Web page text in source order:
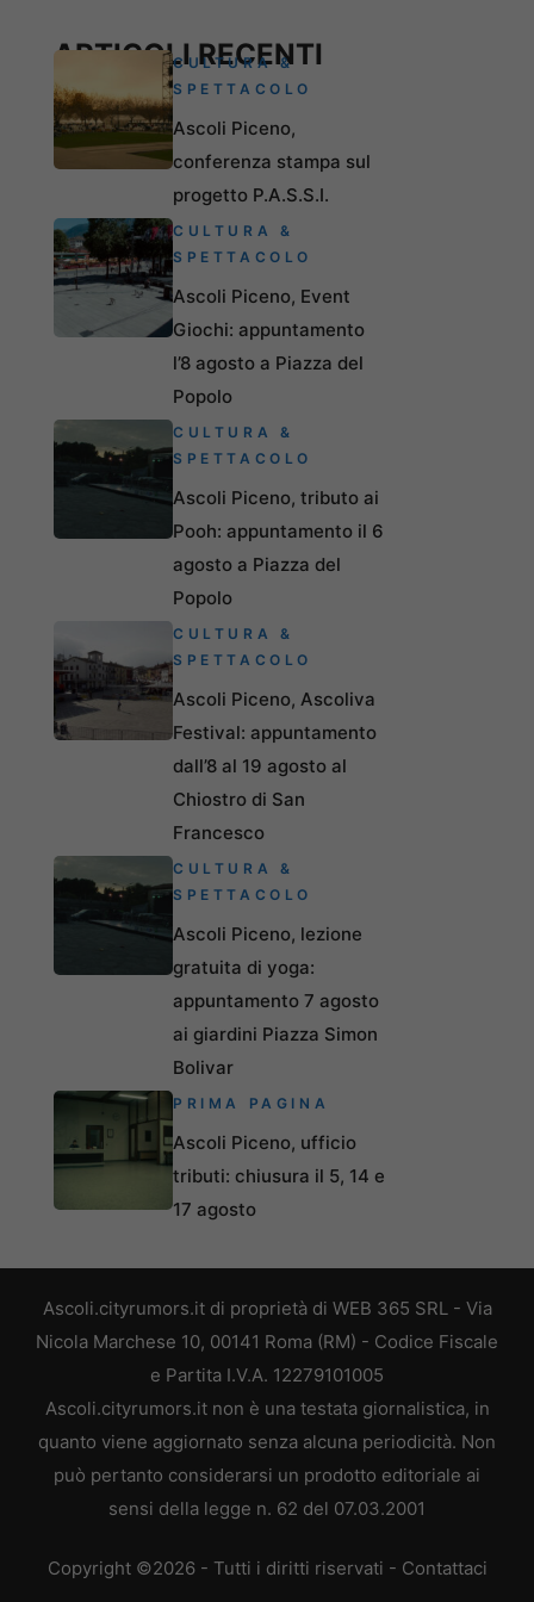
ARTICOLI RECENTI
CULTURA &
SPETTACOLO
Ascoli Piceno,
conferenza stampa sul
progetto P.A.S.S.I.
CULTURA &
SPETTACOLO
Ascoli Piceno, Event
Giochi: appuntamento
l’8 agosto a Piazza del
Popolo
CULTURA &
SPETTACOLO
Ascoli Piceno, tributo ai
Pooh: appuntamento il 6
agosto a Piazza del
Popolo
CULTURA &
SPETTACOLO
Ascoli Piceno, Ascoliva
Festival: appuntamento
dall’8 al 19 agosto al
Chiostro di San
Francesco
CULTURA &
SPETTACOLO
Ascoli Piceno, lezione
gratuita di yoga:
appuntamento 7 agosto
ai giardini Piazza Simon
Bolivar
PRIMA PAGINA
Ascoli Piceno, ufficio
tributi: chiusura il 5, 14 e
17 agosto
Ascoli.cityrumors.it di proprietà di WEB 365 SRL - Via
Nicola Marchese 10, 00141 Roma (RM) - Codice Fiscale
e Partita I.V.A. 12279101005
Ascoli.cityrumors.it non è una testata giornalistica, in
quanto viene aggiornato senza alcuna periodicità. Non
può pertanto considerarsi un prodotto editoriale ai
sensi della legge n. 62 del 07.03.2001
Copyright ©2026 - Tutti i diritti riservati - Contattaci